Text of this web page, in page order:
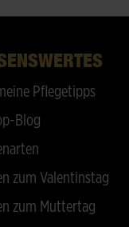
Pflegetipps
Blog
zum Valentinstag
zum Muttertag